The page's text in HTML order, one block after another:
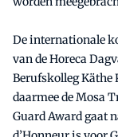
De internationale
van de Horeca
Berufskolleg Käthe
daarmee de Mosa
Guard Award gaat